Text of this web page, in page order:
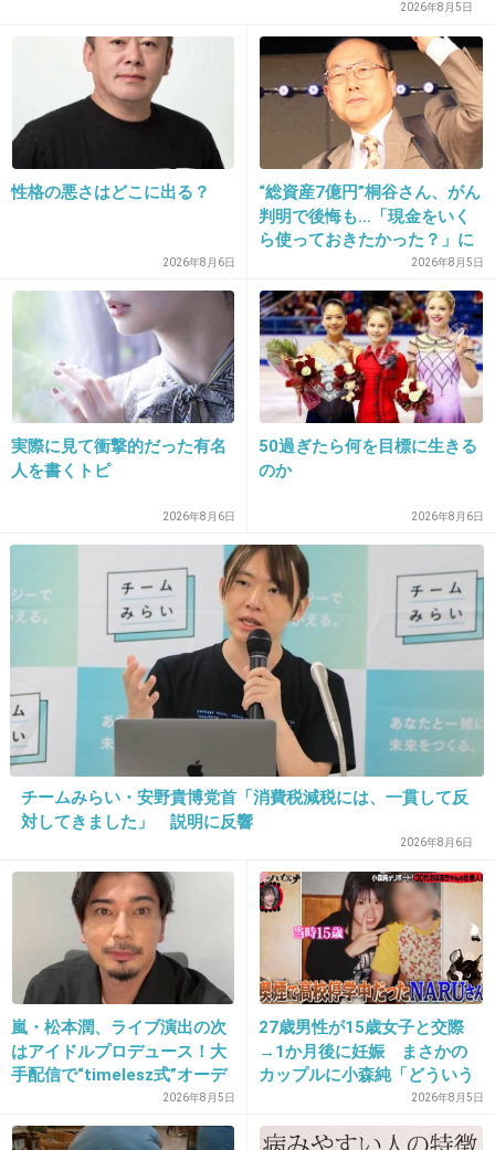
花火大会終了後のゴミが酷いと話題に@yuripiyo_e_7 みなとこうべ海上花火
大会終了後。 汚すぎるよー。みんなゴミは ちゃんと持って帰ろうねー。 せ
っかく花火きれいだったのに?！ @shiroxan441 みなとこうべ花火大会終
了。しかし、散乱したこのゴミは何な...
-4
+448 -2
15. 匿名 2013/08/11(日) 06:28:30
さすが大阪
16. 匿名 2013/08/11(日) 06:28:48
花火見る資格なし！！
+542
2013/08/11(日) 06:28:53
持って帰ってよ…笑
+293 -10
2013/08/11(日) 06:29:11
どうしたらこんな風になるの
2026年8月5日
性格の悪さはどこに出る？
2026年8月6日
“総資産7億円”桐谷さん、がん
判明で後悔も…「現金をいく
ら使っておきたかった？」に
2026年8月5日
実際に見て衝撃的だった有名
人を書くトピ
2026年8月6日
50過ぎたら何を目標に生きる
のか
2026年8月6日
チームみらい・安野貴博党首「消費税減税には、一貫して反
対してきました」 説明に反響
2026年8月6日
嵐・松本潤、ライブ演出の次
はアイドルプロデュース！大
手配信で“timelesz式”オーデ
ィション番組が進行中か2026年8月5日
27歳男性が15歳女子と交際
→1か月後に妊娠 まさかの
カップルに小森純「どういう
事？だいぶあぶねぇよ」2026年8月5日